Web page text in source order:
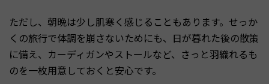
ただし、朝晩は少し肌寒く感じることもあります。せっか
くの旅行で体調を崩さないためにも、日が暮れた後の散策
に備え、カーディガンやストールなど、さっと羽織れるも
のを一枚用意しておくと安心です。